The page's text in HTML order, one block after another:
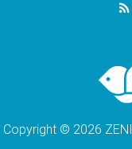
Copyright © 2026